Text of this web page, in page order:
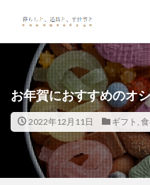
お年賀におすすめのオ
2022年12月11日 ギフト ,
カテゴリー